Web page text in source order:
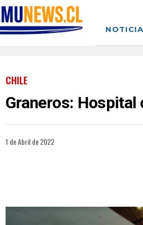
CHILE
Graneros:
1 de Abril de 2022